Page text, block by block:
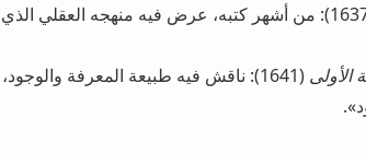
(1637): من أشهر كتبه، عرض فيه منهجه العقلي
الأولى
(1641): ناقش فيه طبيعة المعرفة